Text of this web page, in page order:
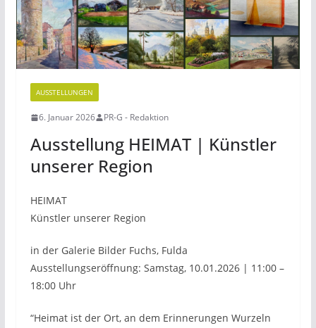
AUSSTELLUNGEN
6. Januar 2026 PR-G - Redaktion
Ausstellung HEIMAT | Künstler
unserer Region
HEIMAT
Künstler unserer Region
in der Galerie Bilder Fuchs, Fulda
Ausstellungseröffnung: Samstag, 10.01.2026 | 11:00 –
18:00 Uhr
“Heimat ist der Ort, an dem Erinnerungen Wurzeln